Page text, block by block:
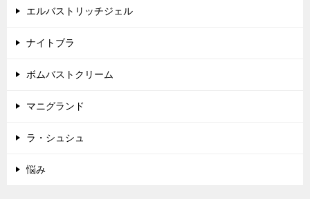
エルバストリッチジェル
ナイトブラ
ボムバストクリーム
マニグランド
ラ・シュシュ
悩み